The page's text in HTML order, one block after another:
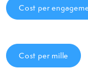
Cost per
Cost per mille